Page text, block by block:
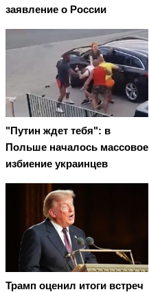
заявление о России
"Путин ждет тебя": в
Польше началось массовое
избиение украинцев
Трамп оценил итоги встреч